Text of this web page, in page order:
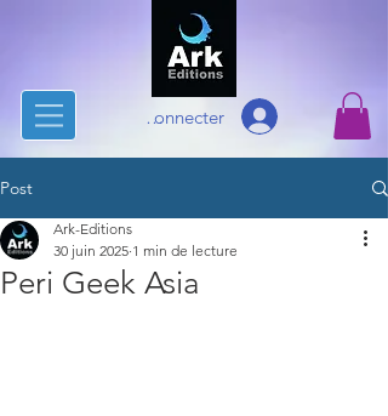
Se connecter
Post
Peri Geek Asia
Ark-Editions
30 juin 2025 1 min de lecture